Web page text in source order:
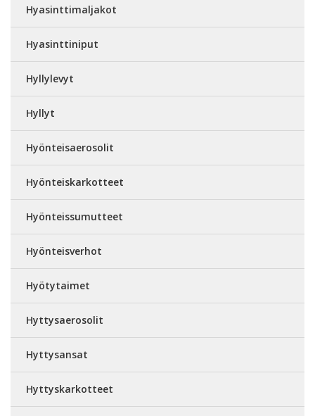
Hyasinttimaljakot
Hyasinttiniput
Hyllylevyt
Hyllyt
Hyönteisaerosolit
Hyönteiskarkotteet
Hyönteissumutteet
Hyönteisverhot
Hyötytaimet
Hyttysaerosolit
Hyttysansat
Hyttyskarkotteet